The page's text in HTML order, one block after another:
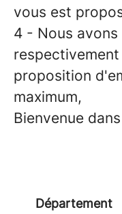
vous est
4 - Nous
proposition
maximum,
Bienvenue
Département